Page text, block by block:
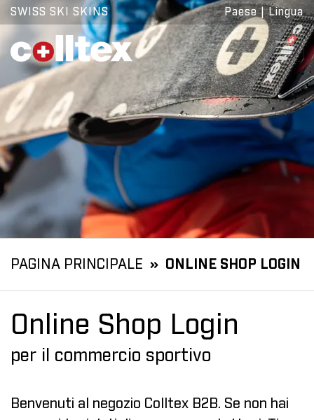
SWISS SKI SKINS Paese|Lingua
PAGINA PRINCIPALE ONLINE SHOP LOGIN
Online Shop Login
per il commercio sportivo
Benvenuti al negozio Colltex B2B. Se non hai